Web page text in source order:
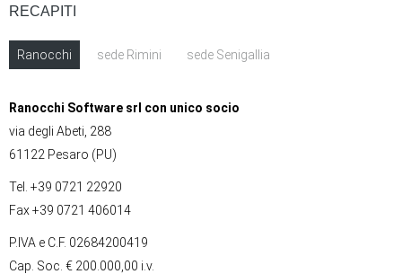
RECAPITI
Ranocchi sede Rimini sede Senigallia
Ranocchi Software srl con unico socio
via degli Abeti, 288
61122 Pesaro (PU)
Tel. +39 0721 22920
Fax +39 0721 406014
P.IVA e C.F. 02684200419
Cap. Soc. € 200.000,00 i.v.